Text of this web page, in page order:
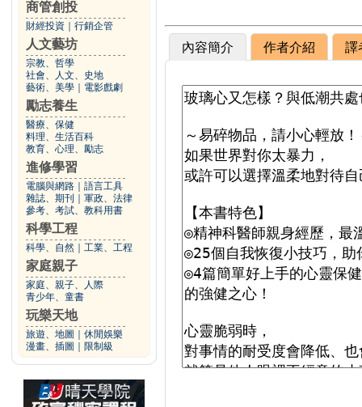
商管創投
財經投資 行銷企管
人文藝坊
宗教、哲學
社會、人文、史地
藝術、美學
電影戲劇
勵志養生
醫療、保健
料理、生活百科
教育、心理、勵志
進修學習
電腦與網路
語言工具
雜誌、期刊
軍政、法律
參考、考試、教科用書
科學工程
科學、自然 工業、工程
家庭親子
家庭、親子、人際
青少年、童書
玩樂天地
旅遊、地圖
休閒娛樂
漫畫、插圖
限制級
內容簡介 作者介紹 譯